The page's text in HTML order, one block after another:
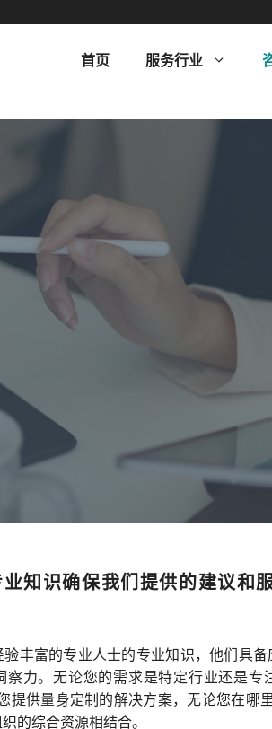
首页 服务行业
知识确保我们提供的建议和
丰富的专业人士的专业知识，他们具
察力。无论您的需求是特定行业还是专
提供量身定制的解决方案，无论您在哪
的综合资源相结合。